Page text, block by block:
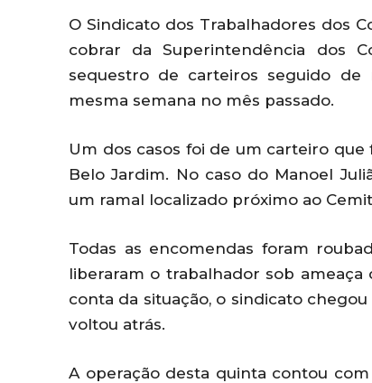
O Sindicato dos Trabalhadores dos
cobrar da Superintendência dos
sequestro de carteiros seguido
mesma semana no mês passado.
Um dos casos foi de um carteiro
Belo Jardim. No caso do Manoel
um ramal localizado próximo ao
Todas as encomendas foram
liberaram o trabalhador sob
conta da situação, o sindicato
voltou atrás.
A operação desta quinta contou